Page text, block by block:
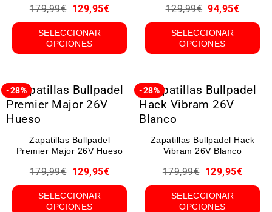
179,99€ 129,95€
SELECCIONAR
OPCIONES
129,99€ 94,95€
SELECCIONAR
OPCIONES
-28%
Zapatillas Bullpadel
Premier Major 26V Hueso
179,99€ 129,95€
SELECCIONAR
OPCIONES
-28%
Zapatillas Bullpadel Hack
Vibram 26V Blanco
179,99€ 129,95€
SELECCIONAR
OPCIONES